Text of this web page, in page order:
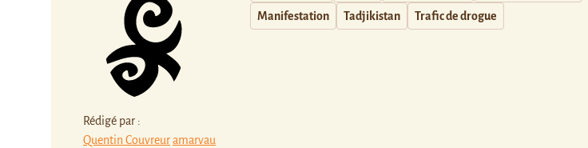
Rédigé par :
Quentin Couvreuramarvau
Manifestation Tadjikistan Trafic de drogue